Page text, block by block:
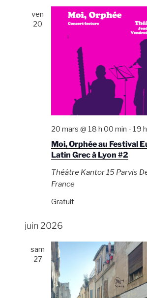
ven
20
Moi, Orphée au Festival
Latin Grec à Lyon #2
20 mars @ 18 h 00 min - 19
Théâtre Kantor15 Parvis
France
Gratuit
juin 2026
sam
27